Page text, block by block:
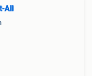
All